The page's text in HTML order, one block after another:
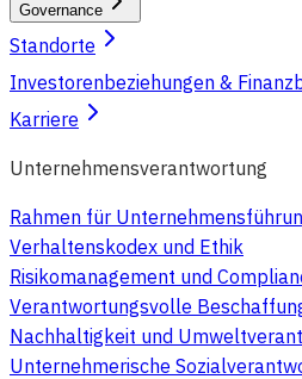
Governance
Standorte
Investorenbeziehungen &
Karriere
Unternehmensverantwortung
Rahmen für
Verhaltenskodex und Ethik
Risikomanagement und
Verantwortungsvolle
Nachhaltigkeit und
Unternehmerische